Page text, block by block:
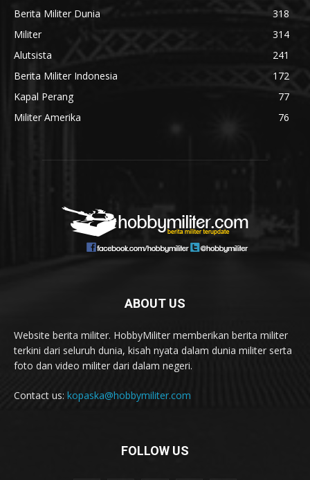
Berita Militer Dunia
318
Militer
314
Alutsista
241
Berita Militer Indonesia
172
Kapal Perang
77
Militer Amerika
76
ABOUT US
Website berita militer. HobbyMiliter memberikan berita militer
terkini dari seluruh dunia, kisah nyata dalam dunia militer serta
foto dan video militer dari dalam negeri.
Contact us: kopaska@hobbymiliter.com
FOLLOW US